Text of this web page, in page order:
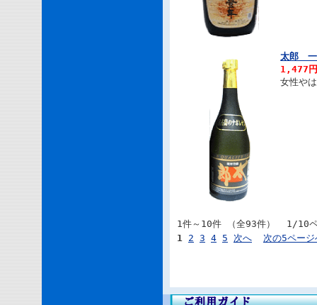
太郎
1,477
女性や
1件～10件 （全93件） 1/10
1 2 3 4 5 次へ 次の5ページ